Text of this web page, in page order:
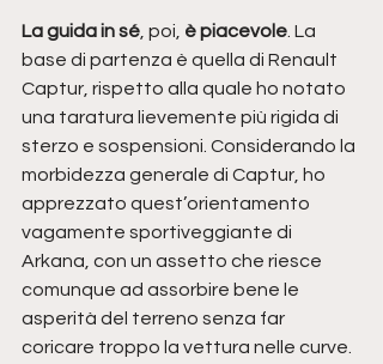
La guida in sé , poi, è piacevole . La
base di partenza è quella di Renault
Captur, rispetto alla quale ho notato
una taratura lievemente più rigida di
sterzo e sospensioni. Considerando la
morbidezza generale di Captur, ho
apprezzato quest’orientamento
vagamente sportiveggiante di
Arkana, con un assetto che riesce
comunque ad assorbire bene le
asperità del terreno senza far
coricare troppo la vettura nelle curve.